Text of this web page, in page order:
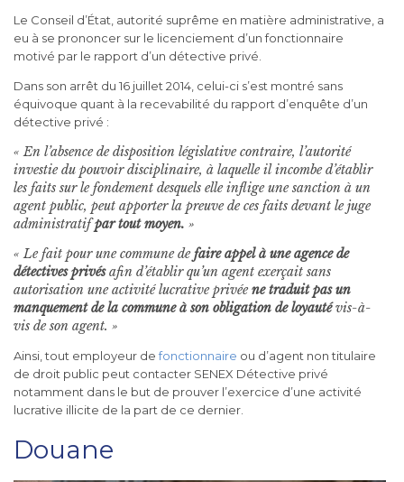
Le Conseil d’État, autorité suprême en matière administrative, a
eu à se prononcer sur le licenciement d’un fonctionnaire
motivé par le rapport d’un détective privé.
Dans son arrêt du 16 juillet 2014, celui-ci s’est montré sans
équivoque quant à la recevabilité du rapport d’enquête d’un
détective privé :
« En l’absence de disposition législative contraire, l’autorité
investie du pouvoir disciplinaire, à laquelle il incombe d’établir
les faits sur le fondement desquels elle inflige une sanction à un
agent public, peut apporter la preuve de ces faits devant le juge
administratifpar tout moyen. »
« Le fait pour une commune defaire appel à une agence de
détectives privésafin d’établir qu’un agent exerçait sans
autorisation une activité lucrative privéene traduit pas un
manquement de la commune à son obligation de loyautévis-à-
vis de son agent. »
Ainsi, tout employeur defonctionnaire ou d’agent non titulaire
de droit public peut contacter SENEX Détective privé
notamment dans le but de prouver l’exercice d’une activité
lucrative illicite de la part de ce dernier.
Douane